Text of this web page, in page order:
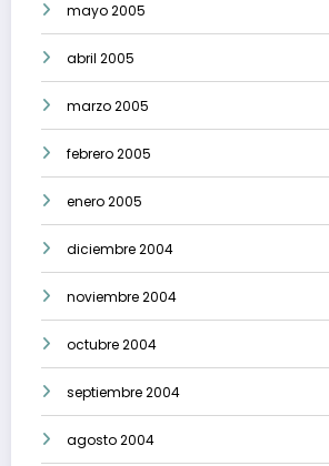
mayo 2005
abril 2005
marzo 2005
febrero 2005
enero 2005
diciembre 2004
noviembre 2004
octubre 2004
septiembre 2004
agosto 2004